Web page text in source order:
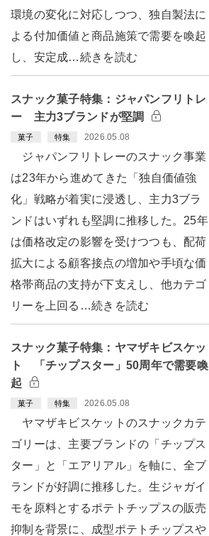
環境の変化に対応しつつ、独自製法に
よる付加価値と商品施策で需要を喚起
し、安定成…続きを読む
スナック菓子特集：ジャパンフリトレ
ー 主力3ブランドが堅調
菓子 特集 2026.05.08
ジャパンフリトレーのスナック事業
は23年から進めてきた「独自価値強
化」戦略が着実に浸透し、主力3ブラ
ンドはいずれも堅調に推移した。25年
は価格改定の影響を受けつつも、配荷
拡大による顧客接点の増加や手頃な価
格帯商品の支持が下支えし、他カテゴ
リーを上回る…続きを読む
スナック菓子特集：ヤマザキビスケッ
ト 「チップスター」50周年で需要喚
起
菓子 特集 2026.05.08
ヤマザキビスケットのスナックカテ
ゴリーは、主要ブランドの「チップス
ター」と「エアリアル」を軸に、全ブ
ランドが好調に推移した。生ジャガイ
モを原料とするポテトチップスの販売
抑制を背景に、成型ポテトチップスや